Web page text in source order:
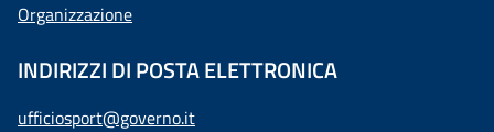
Organizzazione
INDIRIZZI DI POSTA ELETTRONICA
ufficiosport@governo.it